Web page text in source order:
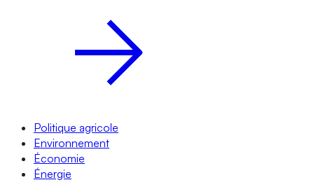
Politique agricole
Environnement
Économie
Énergie